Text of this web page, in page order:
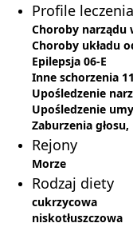
Profile leczenia
Choroby narządu
Choroby układu
Epilepsja 06-E
Inne schorzenia
Upośledzenie
Upośledzenie
Zaburzenia
Rejony
Morze
Rodzaj diety
cukrzycowa
niskotłuszczowa